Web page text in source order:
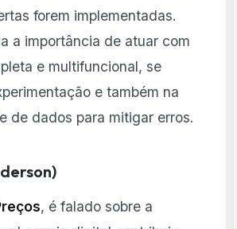
forem implementadas.
a importância de atuar com
e multifuncional, se
e também na
de dados para mitigar erros.
, é falado sobre a